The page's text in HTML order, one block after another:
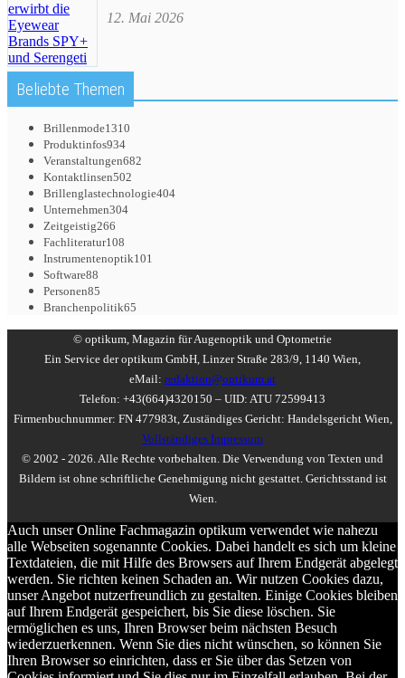
12. Mai 2026
Beliebte Themen
Brillenmode1310
Produktinfos934
Veranstaltungen682
Kontaktlinsen502
Brillenglastechnologie404
Unternehmen304
Zeitgeistig266
Fachliteratur108
Instrumentenoptik101
Software88
Personen85
Branchenpolitik65
© optikum, Magazin für Augenoptik und Optometrie
Ein Service der optikum GmbH, Linzer Straße 283/9, 1140 Wien,
eMail: redaktion@optikum.at
Telefon: +43(664)4320150 – UID: ATU 72599413
Firmenbuchnummer: FN 477983t, Zuständiges Gericht: Handelsgericht Wien,
Vollständiges Impressum
© 2002 - 2026. Alle Rechte vorbehalten. Die Verwendung von Texten und
Bildern ist ohne schriftliche Genehmigung nicht gestattet. Gerichtsstand ist
Wien.
Auch unser Online Fachmagazin optikum verwendet wie nahezu
alle Webseiten sogenannte Cookies. Dabei handelt es sich um kleine
Textdateien, die mit Hilfe des Browsers auf Ihrem Endgerät abgelegt
werden. Sie richten keinen Schaden an. Wir nutzen Cookies dazu,
unser Angebot nutzerfreundlich zu gestalten. Einige Cookies bleiben
auf Ihrem Endgerät gespeichert, bis Sie diese löschen. Sie
ermöglichen es uns, Ihren Browser beim nächsten Besuch
wiederzuerkennen. Wenn Sie dies nicht wünschen, so können Sie
Ihren Browser so einrichten, dass er Sie über das Setzen von